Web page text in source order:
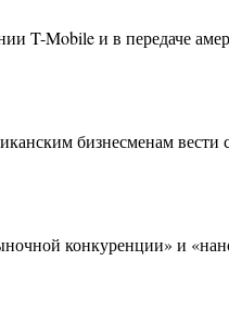
T-Mobile и в передаче
бизнесменам вести
конкуренции» и